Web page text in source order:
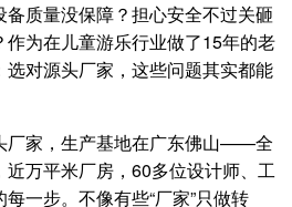
质量没保障？担心安全不过关砸
为在儿童游乐行业做了15年的老
对源头厂家，这些问题其实都能
厂家，生产基地在广东佛山——全
万平米厂房，60多位设计师、工
一步。不像有些“厂家”只做转